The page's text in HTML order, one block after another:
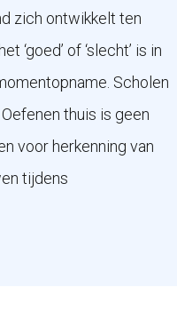
zich ontwikkelt ten
‘goed’ of ‘slecht’ is in
Scholen
thuis is geen
voor herkenning van
tijdens